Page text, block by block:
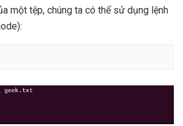
một tệp, chúng ta có thể sử dụng lệnh